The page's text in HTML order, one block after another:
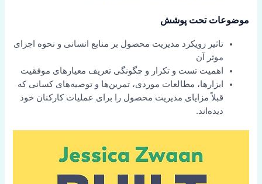
موضوعات تحت پوشش
تاثیر رویکرد مدیریت محصول بر منابع انسانی و نحوه اجرای
موثر آن
اهمیت تست و تکرار و چگونگی تعریف معیارهای موفقیت
ابزارها، مطالعات موردی، تمرین‌ها و توصیه‌های کسانی که
قبلاً مزایای مدیریت محصول را برای عملیات کارکنان خود
دیده‌اند.